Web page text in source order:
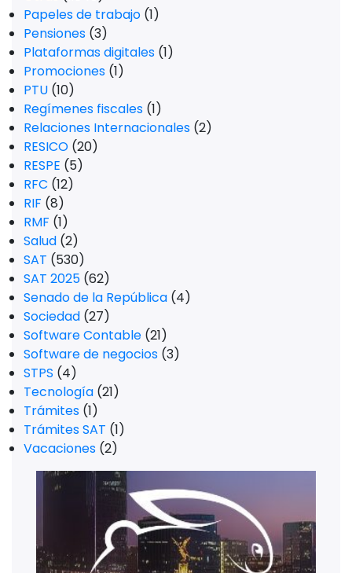
Papeles de trabajo (1)
Pensiones (3)
Plataformas digitales (1)
Promociones (1)
PTU (10)
Regímenes fiscales (1)
Relaciones Internacionales (2)
RESICO (20)
RESPE (5)
RFC (12)
RIF (8)
RMF (1)
Salud (2)
SAT (530)
SAT 2025 (62)
Senado de la República (4)
Sociedad (27)
Software Contable (21)
Software de negocios (3)
STPS (4)
Tecnología (21)
Trámites (1)
Trámites SAT (1)
Vacaciones (2)